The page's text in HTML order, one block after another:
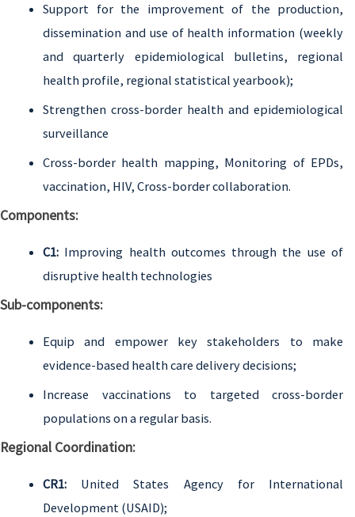
Support for the improvement of the production,
dissemination and use of health information (weekly
and quarterly epidemiological bulletins, regional
health profile, regional statistical yearbook);
Strengthen cross-border health and epidemiological
surveillance
Cross-border health mapping, Monitoring of EPDs,
vaccination, HIV, Cross-border collaboration.
Components:
C1: Improving health outcomes through the use of
disruptive health technologies
Sub-components:
Equip and empower key stakeholders to make
evidence-based health care delivery decisions;
Increase vaccinations to targeted cross-border
populations on a regular basis.
Regional Coordination:
CR1: United States Agency for International
Development (USAID);